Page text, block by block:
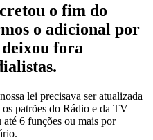
o fim do
o adicional por
fora
lei precisava ser atualizada
patrões do Rádio e da TV
até 6 funções ou mais por